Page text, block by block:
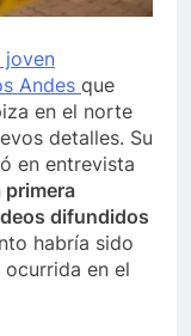
3 Años Ago
de 13 años
joven
Andes que
en el norte
detalles. Su
en entrevista
primera
difundidos
habría sido
en el